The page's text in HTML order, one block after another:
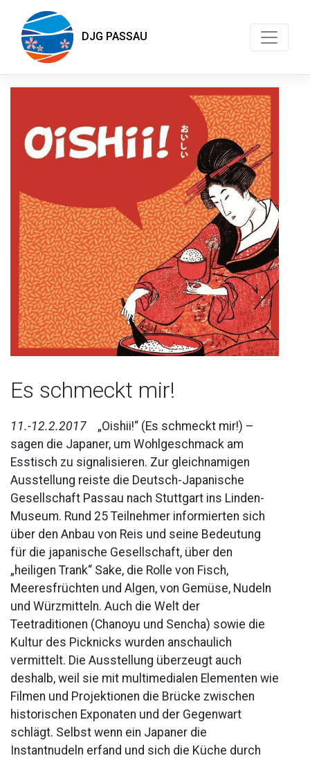
DJG PASSAU
Es schmeckt mir!
11.-12.2.2017 „Oishii!“ (Es schmeckt mir!) –
sagen die Japaner, um Wohlgeschmack am
Esstisch zu signalisieren. Zur gleichnamigen
Ausstellung reiste die Deutsch-Japanische
Gesellschaft Passau nach Stuttgart ins Linden-
Museum. Rund 25 Teilnehmer informierten sich
über den Anbau von Reis und seine Bedeutung
für die japanische Gesellschaft, über den
„heiligen Trank“ Sake, die Rolle von Fisch,
Meeresfrüchten und Algen, von Gemüse, Nudeln
und Würzmitteln. Auch die Welt der
Teetraditionen (Chanoyu und Sencha) sowie die
Kultur des Picknicks wurden anschaulich
vermittelt. Die Ausstellung überzeugt auch
deshalb, weil sie mit multimedialen Elementen wie
Filmen und Projektionen die Brücke zwischen
historischen Exponaten und der Gegenwart
schlägt. Selbst wenn ein Japaner die
Instantnudeln erfand und sich die Küche durch